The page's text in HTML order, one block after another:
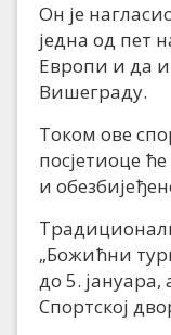
Он је
једна од пет
Европи и да
Вишеграду.
Током ове
посјетиоце
и
„Божићни
до 5.
Спортској